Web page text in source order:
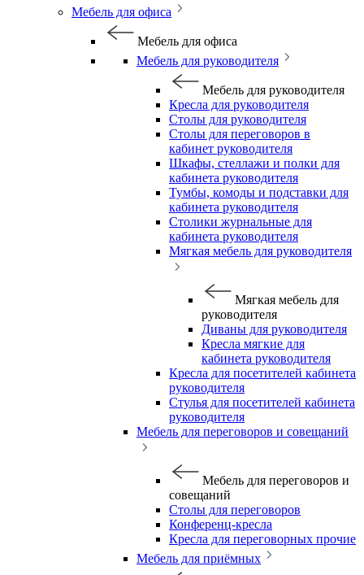
Мебель для офиса
Мебель для офиса
Мебель для руководителя
Мебель для руководителя
Кресла для руководителя
Столы для руководителя
Столы для переговоров в
кабинет руководителя
Шкафы, стеллажи и полки для
кабинета руководителя
Тумбы, комоды и подставки для
кабинета руководителя
Столики журнальные для
кабинета руководителя
Мягкая мебель для руководителя
Мягкая мебель для
руководителя
Диваны для руководителя
Кресла мягкие для
кабинета руководителя
Кресла для посетителей кабинета
руководителя
Стулья для посетителей кабинета
руководителя
Мебель для переговоров и совещаний
Мебель для переговоров и
совещаний
Столы для переговоров
Конференц-кресла
Кресла для переговорных прочие
Мебель для приёмных